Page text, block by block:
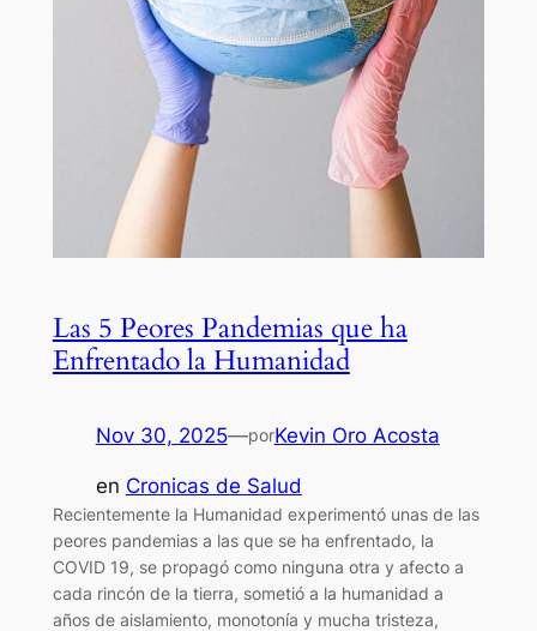
Las 5 Peores Pandemias que ha
Enfrentado la Humanidad
Nov 30, 2025—porKevin Oro Acosta
en Cronicas de Salud
Recientemente la Humanidad experimentó unas de las
peores pandemias a las que se ha enfrentado, la
COVID 19, se propagó como ninguna otra y afecto a
cada rincón de la tierra, sometió a la humanidad a
años de aislamiento, monotonía y mucha tristeza,